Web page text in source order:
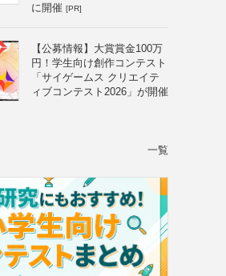
に開催 [PR]
【公募情報】大賞賞金100万
円！学生向け創作コンテスト
「サイゲームス クリエイテ
ィブコンテスト2026」が開催
一覧